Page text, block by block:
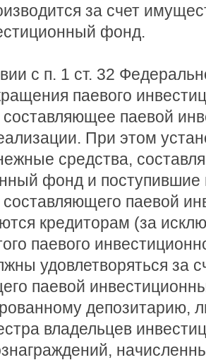
за счет
фонд.
с п. 1 ст. 32
паевого
паевой
При этом
средства,
фонд и поступившие
паевой
кредиторам (за
паевого
удовлетворяться за
паевой
депозитарию,
владельцев